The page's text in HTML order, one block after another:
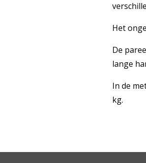
Het
De
lange
In de
kg.